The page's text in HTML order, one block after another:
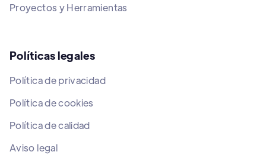
Proyectos y Herramientas
Políticas legales
Política de privacidad
Política de cookies
Política de calidad
Aviso legal